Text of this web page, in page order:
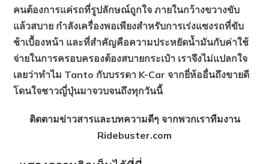
คนต้องการแค่รถที่รูปลักษณ์ถูกใจ ภายในกว้างขวางขับ
แล้วสบาย กำลังเครื่องพอเพียงสำหรับการเร่งแซงรถที่ขับ
ช้าเบื้องหน้า และที่สำคัญคือความประหยัดน้ำมันกับค่าใช้
จ่ายในการครอบครองต้องสบายกระเป๋า เราจึงไม่แปลกใจ
เลยว่าทำไม Tanto กับบรรดา K-Car จากยี่ห้ออื่นถึงขายดี
โดนใจชาวญี่ปุ่นมาจวบจนถึงทุกวันนี้
ติดตามข่าวสารและบทความดีๆ จากพวกเราทีมงาน
Ridebuster.com